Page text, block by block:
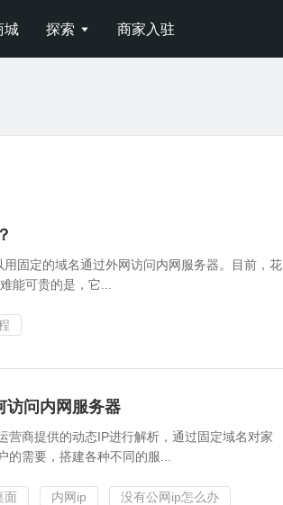
城 探索  商家入驻
固定的域名通过外网访问内网服务器。目前，花
能可贵的是，它...
访问内网服务器
商提供的动态IP进行解析，通过固定域名对家
需要，搭建各种不同的服...
面 内网ip 没有公网ip怎么办